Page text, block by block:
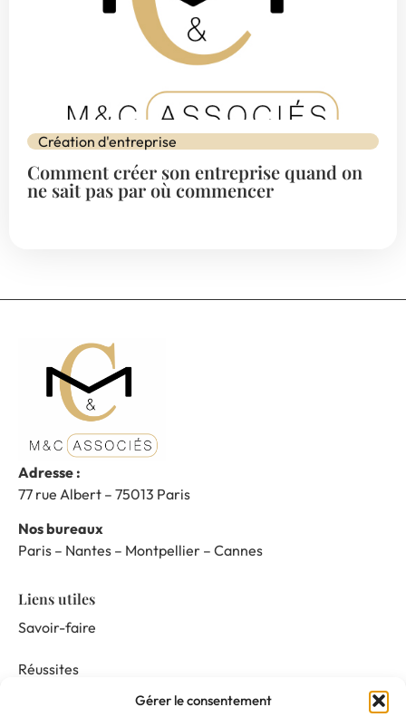
Gérer le consentement
Création d'entreprise
Comment créer son entreprise quand on
ne sait pas par où commencer
Adresse :
77 rue Albert – 75013 Paris
Nos bureaux
Paris – Nantes – Montpellier – Cannes
Liens utiles
Savoir-faire
Réussites